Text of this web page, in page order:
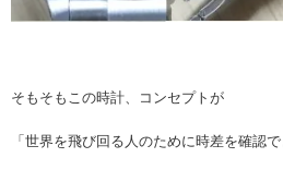
そもそもこの時計、コンセプトが
「世界を飛び回る人のために時差を確認